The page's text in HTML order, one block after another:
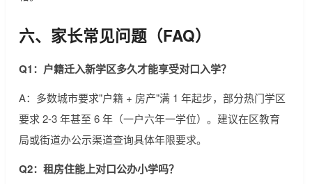
六、家长常见问题（FAQ）
Q1：户籍迁入新学区多久才能享受对口入学？
A：多数城市要求"户籍 + 房产"满 1 年起步，部分热门学区
要求 2-3 年甚至 6 年（一户六年一学位）。建议在区教育
局或街道办公示渠道查询具体年限要求。
Q2：租房住能上对口公办小学吗？